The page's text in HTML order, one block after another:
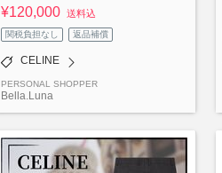
¥120,000 送料込
関税負担なし 返品補償
CELINE
PERSONAL SHOPPER
Bella.Luna